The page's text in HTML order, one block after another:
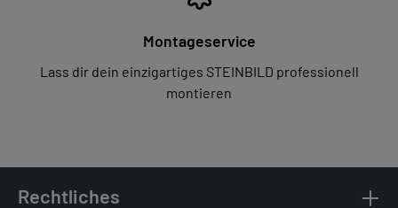
Montageservice
Lass dir dein einzigartiges STEINBILD professionell
montieren
Rechtliches